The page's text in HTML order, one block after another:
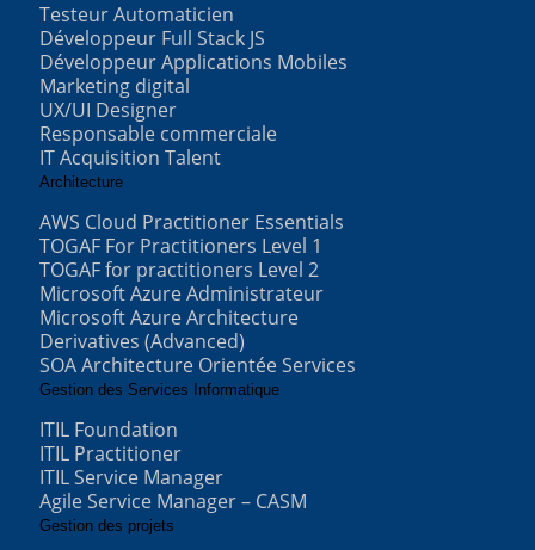
Testeur Automaticien
Développeur Full Stack JS
Développeur Applications Mobiles
Marketing digital
UX/UI Designer
Responsable commerciale
IT Acquisition Talent
Architecture
AWS Cloud Practitioner Essentials
TOGAF For Practitioners Level 1
TOGAF for practitioners Level 2
Microsoft Azure Administrateur
Microsoft Azure Architecture
Derivatives (Advanced)
SOA Architecture Orientée Services
Gestion des Services Informatique
ITIL Foundation
ITIL Practitioner
ITIL Service Manager
Agile Service Manager – CASM
Gestion des projets